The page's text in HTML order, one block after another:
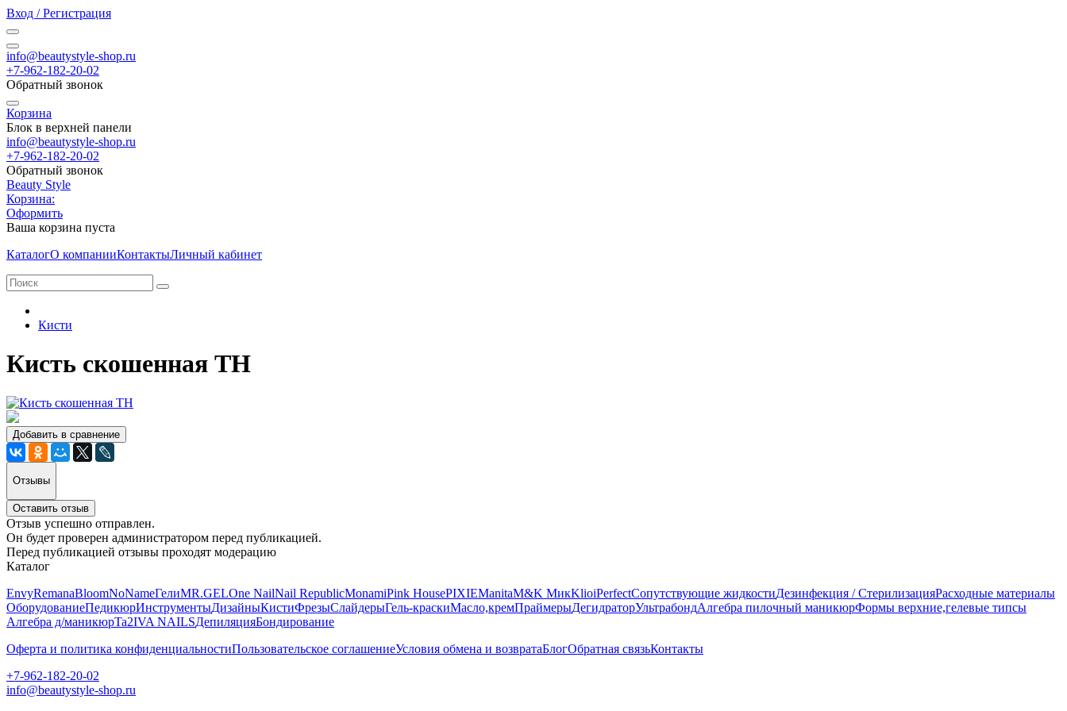
Вход / Регистрация
info@beautystyle-shop.ru
+7-962-182-20-02
Обратный звонок
Корзина
Блок в верхней панели
info@beautystyle-shop.ru
+7-962-182-20-02
Обратный звонок
Beauty Style
Корзина:
Оформить
Ваша корзина пуста
КаталогО компанииКонтактыЛичный кабинет
Кисти
Кисть скошенная ТН
Добавить в сравнение
Отзывы
Оставить отзыв
Отзыв успешно отправлен.
Он будет проверен администратором перед публикацией.
Перед публикацией отзывы проходят модерацию
Каталог
EnvyRemanaBloomNoNameГелиMR.GELOne NailNail RepublicMonamiPink HousePIXIEManitaM&K МикKlioiPerfectСопутствующие жидкостиДезинфекция / СтерилизацияРасходные материалы
ОборудованиеПедикюрИнструментыДизайныКистиФрезыСлайдерыГель-краскиМасло,кремПраймерыДегидраторУльтрабондАлгебра пилочный маникюрФормы верхние,гелевые типсы
Алгебра д/маникюрTa2IVA NAILSДепиляцияБондирование
Оферта и политика конфиденциальностиПользовательское соглашениеУсловия обмена и возвратаБлогОбратная связьКонтакты
+7-962-182-20-02
info@beautystyle-shop.ru